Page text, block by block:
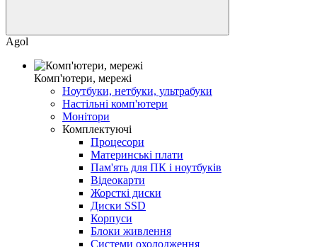
Agol
Комп'ютери, мережі
Ноутбуки, нетбуки, ультрабуки
Настільні комп'ютери
Монітори
Комплектуючі
Процесори
Материнські плати
Пам'ять для ПК і ноутбуків
Відеокарти
Жорсткі диски
Диски SSD
Корпуси
Блоки живлення
Системи охолодження